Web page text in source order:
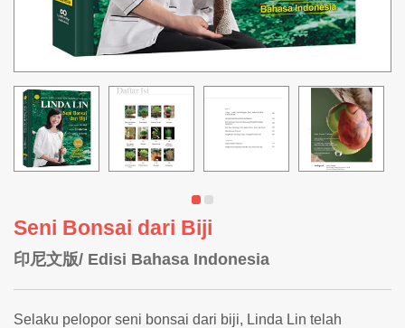
Seni Bonsai dari Biji
印尼文版/ Edisi Bahasa Indonesia
Selaku pelopor seni bonsai dari biji, Linda Lin telah